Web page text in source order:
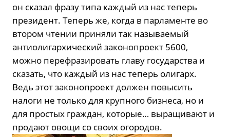
он сказал фразу типа каждый из нас теперь
президент. Теперь же, когда в парламенте во
втором чтении приняли так называемый
антиолигархический законопроект 5600,
можно перефразировать главу государства и
сказать, что каждый из нас теперь олигарх.
Ведь этот законопроект должен повысить
налоги не только для крупного бизнеса, но и
для простых граждан, которые… выращивают и
продают овощи со своих огородов.